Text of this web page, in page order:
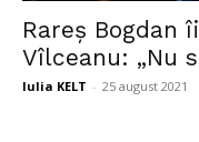
Rareș Bogdan
Vîlceanu: „Nu
Iulia KELT - 25 august 2021